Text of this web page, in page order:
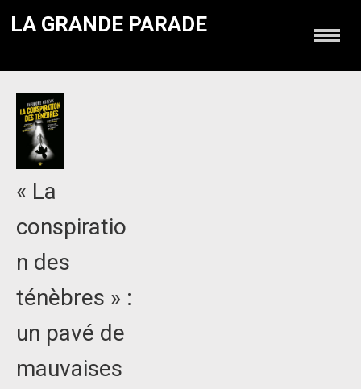
LA GRANDE PARADE
« La
conspiratio
n des
ténèbres » :
un pavé de
mauvaises